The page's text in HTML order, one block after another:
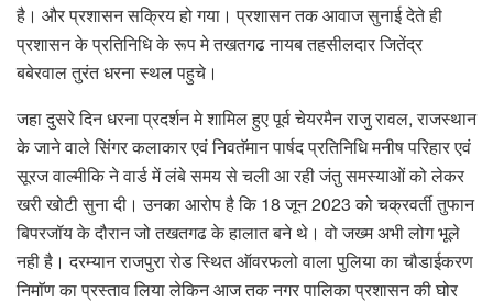
है। और प्रशासन सक्रिय हो गया। प्रशासन तक आवाज सुनाई देते ही
प्रशासन के प्रतिनिधि के रूप मे तखतगढ नायब तहसीलदार जितेंद्र
बबेरवाल तुरंत धरना स्थल पहुचे।
जहा दुसरे दिन धरना प्रदर्शन मे शामिल हुए पूर्व चेयरमैन राजु रावल, राजस्थान
के जाने वाले सिंगर कलाकार एवं निवतॅमान पार्षद प्रतिनिधि मनीष परिहार एवं
सूरज वाल्मीकि ने वार्ड में लंबे समय से चली आ रही जंतु समस्याओं को लेकर
खरी खोटी सुना दी। उनका आरोप है कि 18 जून 2023 को चक्रवर्ती तुफान
बिपरजॉय के दौरान जो तखतगढ के हालात बने थे। वो जख्म अभी लोग भूले
नही है। दरम्यान राजपुरा रोड स्थित ऑवरफलो वाला पुलिया का चौडाईकरण
निमाॅण का प्रस्ताव लिया लेकिन आज तक नगर पालिका प्रशासन की घोर